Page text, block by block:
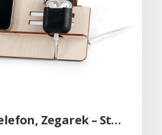
Stojak na Telefon, Zegarek – Stacja do ładowania